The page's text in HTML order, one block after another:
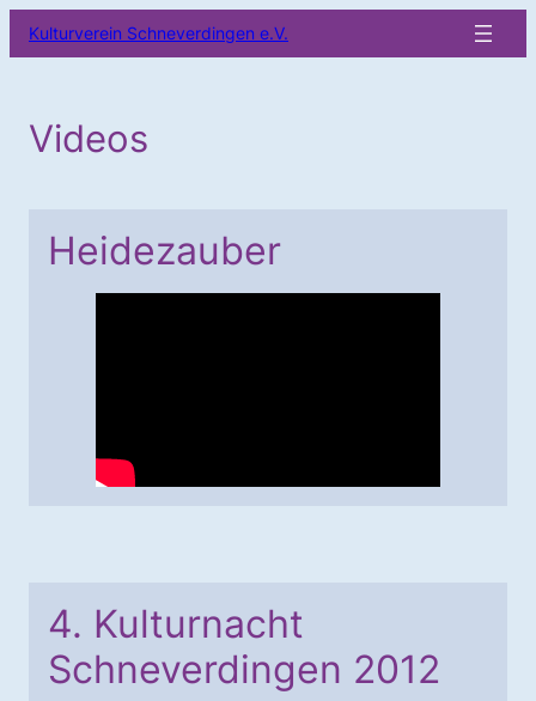
Inhalt
Kulturverein Schneverdingen e.V.
Videos
Heidezauber
4. Kulturnacht
Schneverdingen 2012